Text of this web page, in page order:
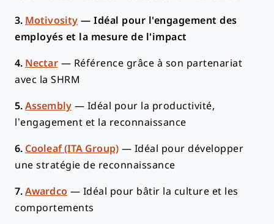
3. Motivosity — Idéal pour l'engagement des
employés et la mesure de l'impact
4. Nectar — Référence grâce à son partenariat
avec la SHRM
5. Assembly — Idéal pour la productivité,
l’engagement et la reconnaissance
6. Cooleaf (ITA Group) — Idéal pour développer
une stratégie de reconnaissance
7. Awardco — Idéal pour bâtir la culture et les
comportements